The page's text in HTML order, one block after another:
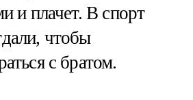
и плачет. В спорт
чтобы
с братом.